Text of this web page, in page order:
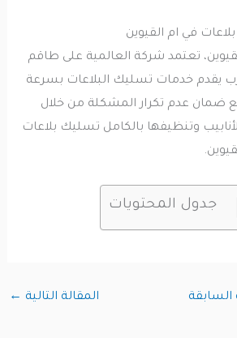
في ام القيوين
تعتمد شركة العالمية على طاقم
خدمات تسليك البلاعات بسرعة
عدم تكرار المشكلة من خلال
وتنظيفها بالكامل تسليك بلاعات
المحتويات
المقالة التالية←